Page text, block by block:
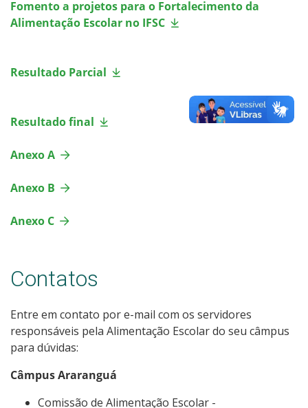
Fomento a projetos para o Fortalecimento da
Alimentação Escolar no IFSC
Resultado Parcial
Resultado final
Anexo A
Anexo B
Anexo C
Contatos
Entre em contato por e-mail com os servidores
responsáveis pela Alimentação Escolar do seu câmpus
para dúvidas:
Câmpus Araranguá
Comissão de Alimentação Escolar -